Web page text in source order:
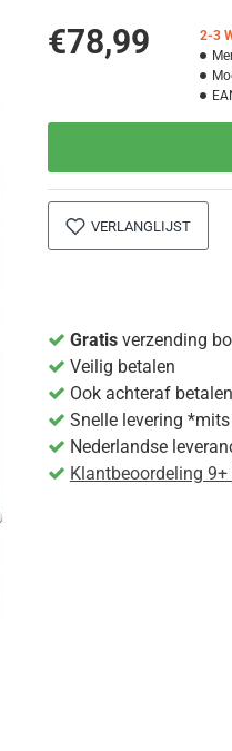
€78,99
2-3
VERLANGLIJST
Gratisverzending
Veilig betalen
Ook achteraf betalen
Snelle levering
Nederlandse
Klantbeoordeling